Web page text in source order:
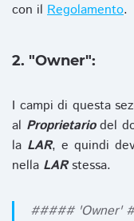
con il Regolamento.
2. "Owner":
I campi di questa
al Proprietariodel
la LAR, e quindi
nella LARstessa.
##### 'Owner'